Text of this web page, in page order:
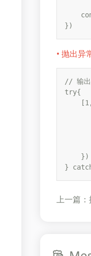
})
• 抛出异
// 输出
try{
    })
}
上一篇